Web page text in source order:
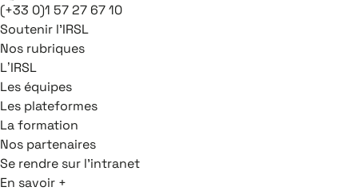
(+33 0)1 57 27 67 10
Soutenir l'IRSL
Nos rubriques
L’IRSL
Les équipes
Les plateformes
La formation
Nos partenaires
Se rendre sur l'intranet
En savoir +